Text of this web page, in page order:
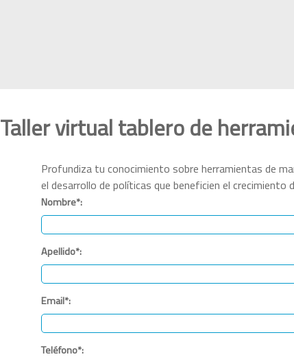
Taller virtual tablero de
Profundiza tu conocimiento sobre herramientas de
el desarrollo de políticas que beneficien el
Nombre*:
Apellido*:
Email*:
Teléfono*: